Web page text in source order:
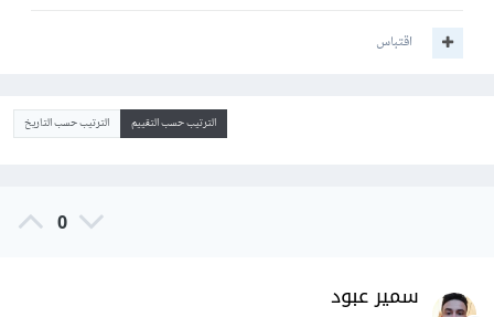
اقتباس
الترتيب حسب التقييم الترتيب حسب التاريخ
0
سمير عبود